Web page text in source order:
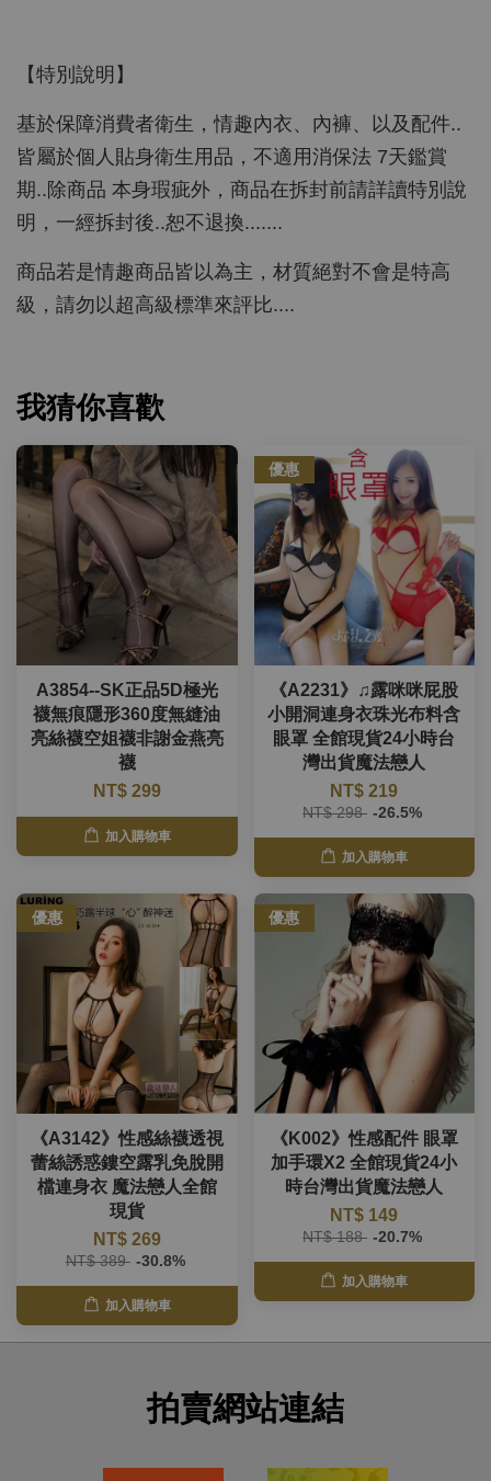
【特別說明】
基於保障消費者衛生，情趣內衣、內褲、以及配件..
皆屬於個人貼身衛生用品，不適用消保法 7天鑑賞
期..除商品 本身瑕疵外，商品在拆封前請詳讀特別說
明，一經拆封後..恕不退換.......
商品若是情趣商品皆以為主，材質絕對不會是特高
級，請勿以超高級標準來評比....
我猜你喜歡
A3854--SK正品5D極光
襪無痕隱形360度無縫油
亮絲襪空姐襪非謝金燕亮
襪
NT$ 299
加入購物車
優惠
《A2231》♫露咪咪屁股
小開洞連身衣珠光布料含
眼罩 全館現貨24小時台
灣出貨魔法戀人
NT$ 219
NT$ 298 -26.5%
加入購物車
優惠
《A3142》性感絲襪透視
蕾絲誘惑鏤空露乳免脫開
檔連身衣 魔法戀人全館
現貨
NT$ 269
NT$ 389 -30.8%
加入購物車
優惠
《K002》性感配件 眼罩
加手環X2 全館現貨24小
時台灣出貨魔法戀人
NT$ 149
NT$ 188 -20.7%
加入購物車
拍賣網站連結